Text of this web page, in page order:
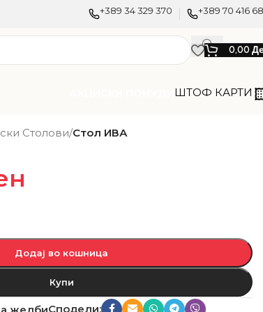
+389 34 329 370 +389 70 416
0,00
ШТОФ КАРТИ
Столови/Стол ИВА
Додај во кошница
Купи
желбиСподели: